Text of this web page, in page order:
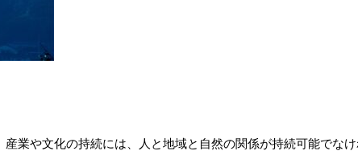
業や文化の持続には、人と地域と自然の関係が持続可能でな